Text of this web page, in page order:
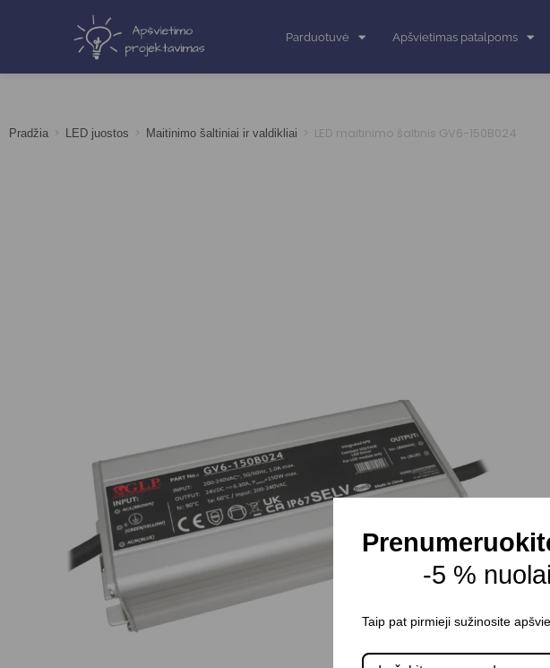
Parduotuvė Apšvietimas patalpoms
Pradžia > LED juostos > Maitinimo šaltiniai ir valdikliai > LED maitinimo šaltinis GV6-150B024
-5 %
Taip pat pirmieji sužinosite